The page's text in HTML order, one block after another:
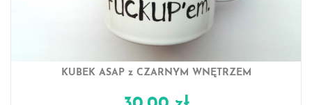
KUBEK ASAP z CZARNYM WNĘTRZEM